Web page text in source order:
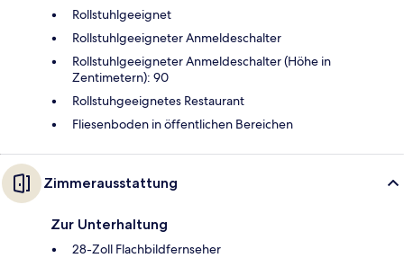
Rollstuhlgeeignet
Rollstuhlgeeigneter Anmeldeschalter
Rollstuhlgeeigneter Anmeldeschalter (Höhe in
Zentimetern): 90
Rollstuhgeeignetes Restaurant
Fliesenboden in öffentlichen Bereichen
Zimmerausstattung
Zur Unterhaltung
28-Zoll Flachbildfernseher